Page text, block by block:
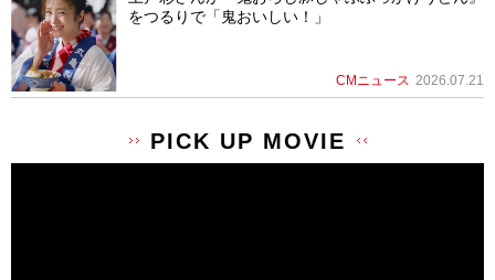
をつるりで「鬼おいしい！」
CMニュース 2026.07.21
PICK UP MOVIE